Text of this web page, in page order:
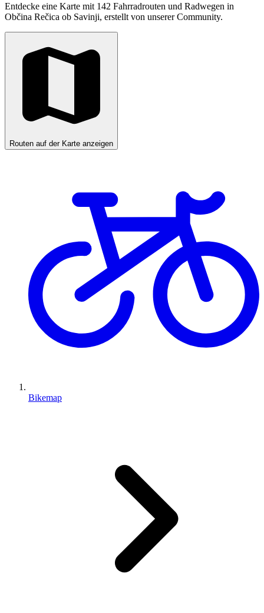
Entdecke eine Karte mit 142 Fahrradrouten und Radwegen in
Občina Rečica ob Savinji, erstellt von unserer Community.
Routen auf der Karte anzeigen
Bikemap